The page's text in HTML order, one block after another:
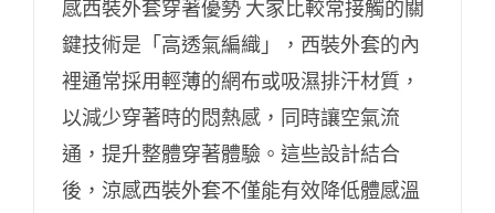
感西裝外套穿著優勢 大家比較常接觸的關
鍵技術是「高透氣編織」，西裝外套的內
裡通常採用輕薄的網布或吸濕排汗材質，
以減少穿著時的悶熱感，同時讓空氣流
通，提升整體穿著體驗。這些設計結合
後，涼感西裝外套不僅能有效降低體感溫